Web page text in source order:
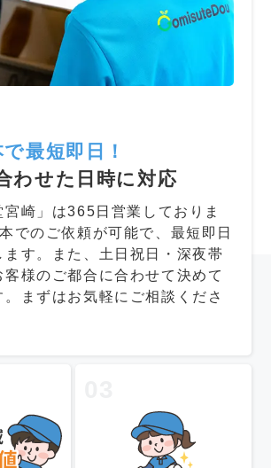
最短即日！
わせた日時に対応
宮崎」は365日営業しておりま
でのご依頼が可能で、最短即日
ます。また、土日祝日・深夜帯
客様のご都合に合わせて決めて
。まずはお気軽にご相談くださ